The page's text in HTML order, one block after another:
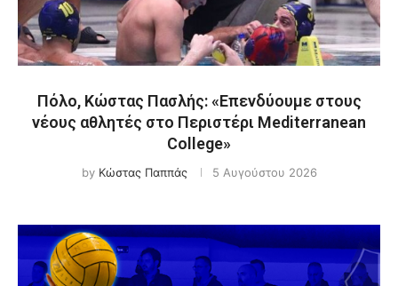
Πόλο, Κώστας Πασλής: «Επενδύουμε στους
νέους αθλητές στο Περιστέρι Mediterranean
College»
by Κώστας Παππάς 5 Αυγούστου 2026